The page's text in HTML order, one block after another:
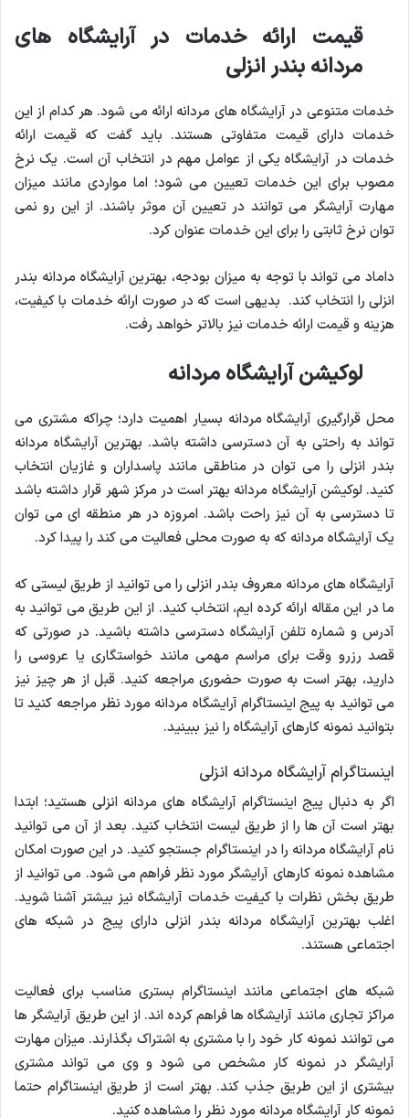
قیمت ارائه خدمات در آرایشگاه های
مردانه بندر انزلی
خدمات متنوعی در آرایشگاه های مردانه ارائه می شود. هر کدام از این
خدمات دارای قیمت متفاوتی هستند. باید گفت که قیمت ارائه
خدمات در آرایشگاه یکی از عوامل مهم در انتخاب آن است. یک نرخ
مصوب برای این خدمات تعیین می شود؛ اما مواردی مانند میزان
مهارت آرایشگر می توانند در تعیین آن موثر باشند. از این رو نمی
توان نرخ ثابتی را برای این خدمات عنوان کرد.
داماد می تواند با توجه به میزان بودجه، بهترین آرایشگاه مردانه بندر
انزلی را انتخاب کند. بدیهی است که در صورت ارائه خدمات با کیفیت،
هزینه و قیمت ارائه خدمات نیز بالاتر خواهد رفت.
لوکیشن آرایشگاه مردانه
محل قرارگیری آرایشگاه مردانه بسیار اهمیت دارد؛ چراکه مشتری می
تواند به راحتی به آن دسترسی داشته باشد. بهترین آرایشگاه مردانه
بندر انزلی را می توان در مناطقی مانند پاسداران و غازیان انتخاب
کنید. لوکیشن آرایشگاه مردانه بهتر است در مرکز شهر قرار داشته باشد
تا دسترسی به آن نیز راحت باشد. امروزه در هر منطقه ای می توان
یک آرایشگاه مردانه که به صورت محلی فعالیت می کند را پیدا کرد.
آرایشگاه های مردانه معروف بندر انزلی را می توانید از طریق لیستی که
ما در این مقاله ارائه کرده ایم، انتخاب کنید. از این طریق می توانید به
آدرس و شماره تلفن آرایشگاه دسترسی داشته باشید. در صورتی که
قصد رزرو وقت برای مراسم مهمی مانند خواستگاری یا عروسی را
دارید، بهتر است به صورت حضوری مراجعه کنید. قبل از هر چیز نیز
می توانید به پیج اینستاگرام آرایشگاه مردانه مورد نظر مراجعه کنید تا
بتوانید نمونه کارهای آرایشگاه را نیز ببینید.
اینستاگرام آرایشگاه مردانه انزلی
اگر به دنبال پیج اینستاگرام آرایشگاه های مردانه انزلی هستید؛ ابتدا
بهتر است آن ها را از طریق لیست انتخاب کنید. بعد از آن می توانید
نام آرایشگاه مردانه را در اینستاگرام جستجو کنید. در این صورت امکان
مشاهده نمونه کارهای آرایشگر مورد نظر فراهم می شود. می توانید از
طریق بخش نظرات با کیفیت خدمات آرایشگاه نیز بیشتر آشنا شوید.
اغلب بهترین آرایشگاه مردانه بندر انزلی دارای پیج در شبکه های
اجتماعی هستند.
شبکه های اجتماعی مانند اینستاگرام بستری مناسب برای فعالیت
مراکز تجاری مانند آرایشگاه ها فراهم کرده اند. از این طریق آرایشگر ها
می توانند نمونه کار خود را با مشتری به اشتراک بگذارند. میزان مهارت
آرایشگر در نمونه کار مشخص می شود و وی می تواند مشتری
بیشتری از این طریق جذب کند. بهتر است از طریق اینستاگرام حتما
نمونه کار آرایشگاه مردانه مورد نظر را مشاهده کنید.